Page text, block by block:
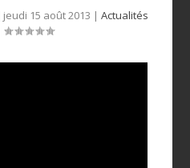
jeudi 15 août 2013 | Actualités